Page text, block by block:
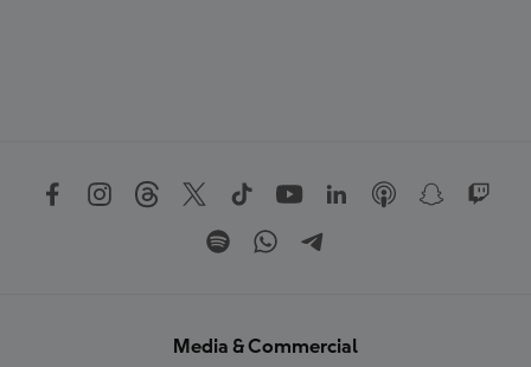
Media & Commercial